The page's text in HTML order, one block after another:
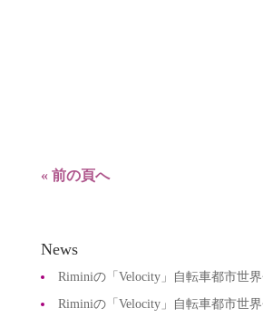
« 前の頁へ
News
Riminiの「Velocity」自転車都市世界
Riminiの「Velocity」自転車都市世界